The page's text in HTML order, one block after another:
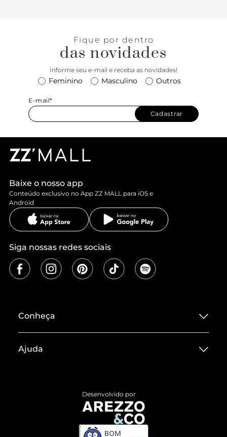
Fique por dentro
das novidades
Informe seu e-mail e receba as novidades!
Feminino Masculino Outros
E-mail*
Cadastrar
Baixe o nosso app
Conteúdo exclusivo no App ZZ MALL para iOS e
Android
Siga nossas redes sociais
Conheça
Termos de Uso
ZZ MALL é confiável
Ajuda
Devolução do Produto
Compre pelo WhatsApp
Desenvolvido por
BOM